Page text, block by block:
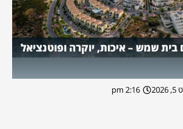
שמש – איכות, יוקרה ופוטנציאל
2:16 pm